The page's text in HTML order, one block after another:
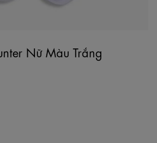
Nữ Màu Trắng